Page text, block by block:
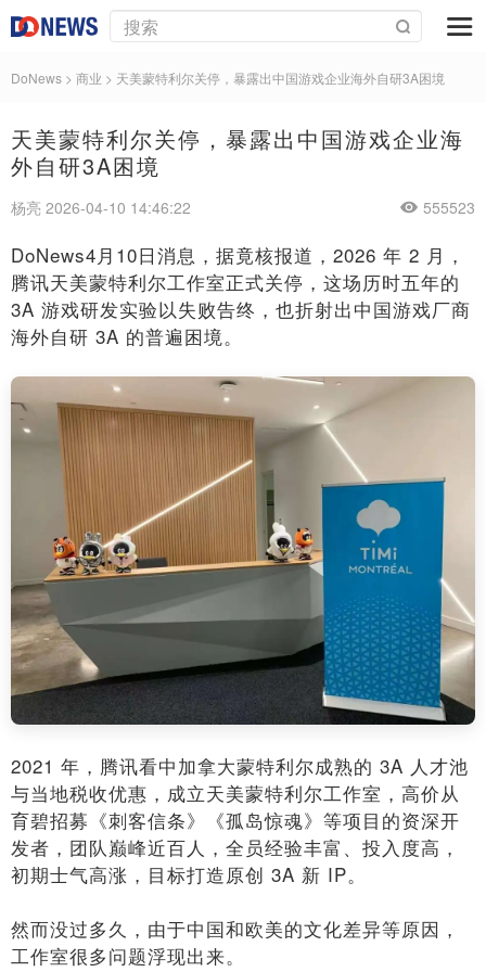
DoNews > 商业 > 天美蒙特利尔关停，暴露出中国游戏企业海外自研3A困境
天美蒙特利尔关停，暴露出中国游戏企业海
外自研3A困境
杨亮 2026-04-10 14:46:22 555523
DoNews4月10日消息，据竟核报道，2026 年 2 月，
腾讯天美蒙特利尔工作室正式关停，这场历时五年的
3A 游戏研发实验以失败告终，也折射出中国游戏厂商
海外自研 3A 的普遍困境。
2021 年，腾讯看中加拿大蒙特利尔成熟的 3A 人才池
与当地税收优惠，成立天美蒙特利尔工作室，高价从
育碧招募《刺客信条》《孤岛惊魂》等项目的资深开
发者，团队巅峰近百人，全员经验丰富、投入度高，
初期士气高涨，目标打造原创 3A 新 IP。
然而没过多久，由于中国和欧美的文化差异等原因，
工作室很多问题浮现出来。